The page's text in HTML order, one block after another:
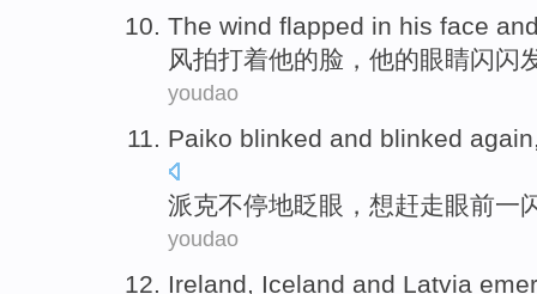
The wind flapped in his face
风拍打着他的脸 ，他的眼睛闪闪
youdao
Paiko blinked and blinked again
派克不停地眨眼 ， 想赶走眼前一
youdao
Ireland, Iceland and Latvia